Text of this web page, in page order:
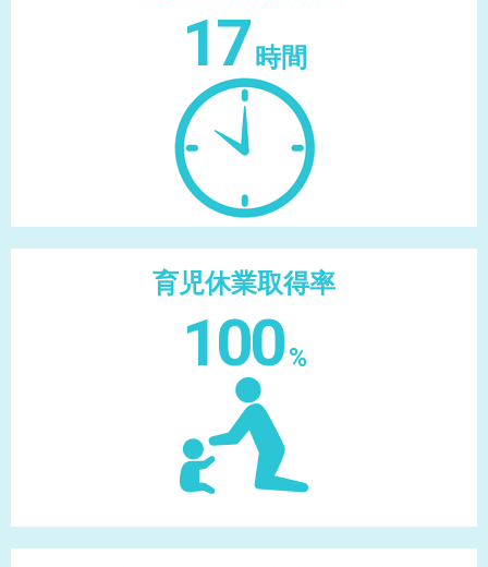
17 時間
育児休業取得率
100 %